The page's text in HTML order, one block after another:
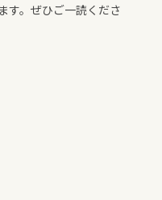
す。ぜひご一読くださ